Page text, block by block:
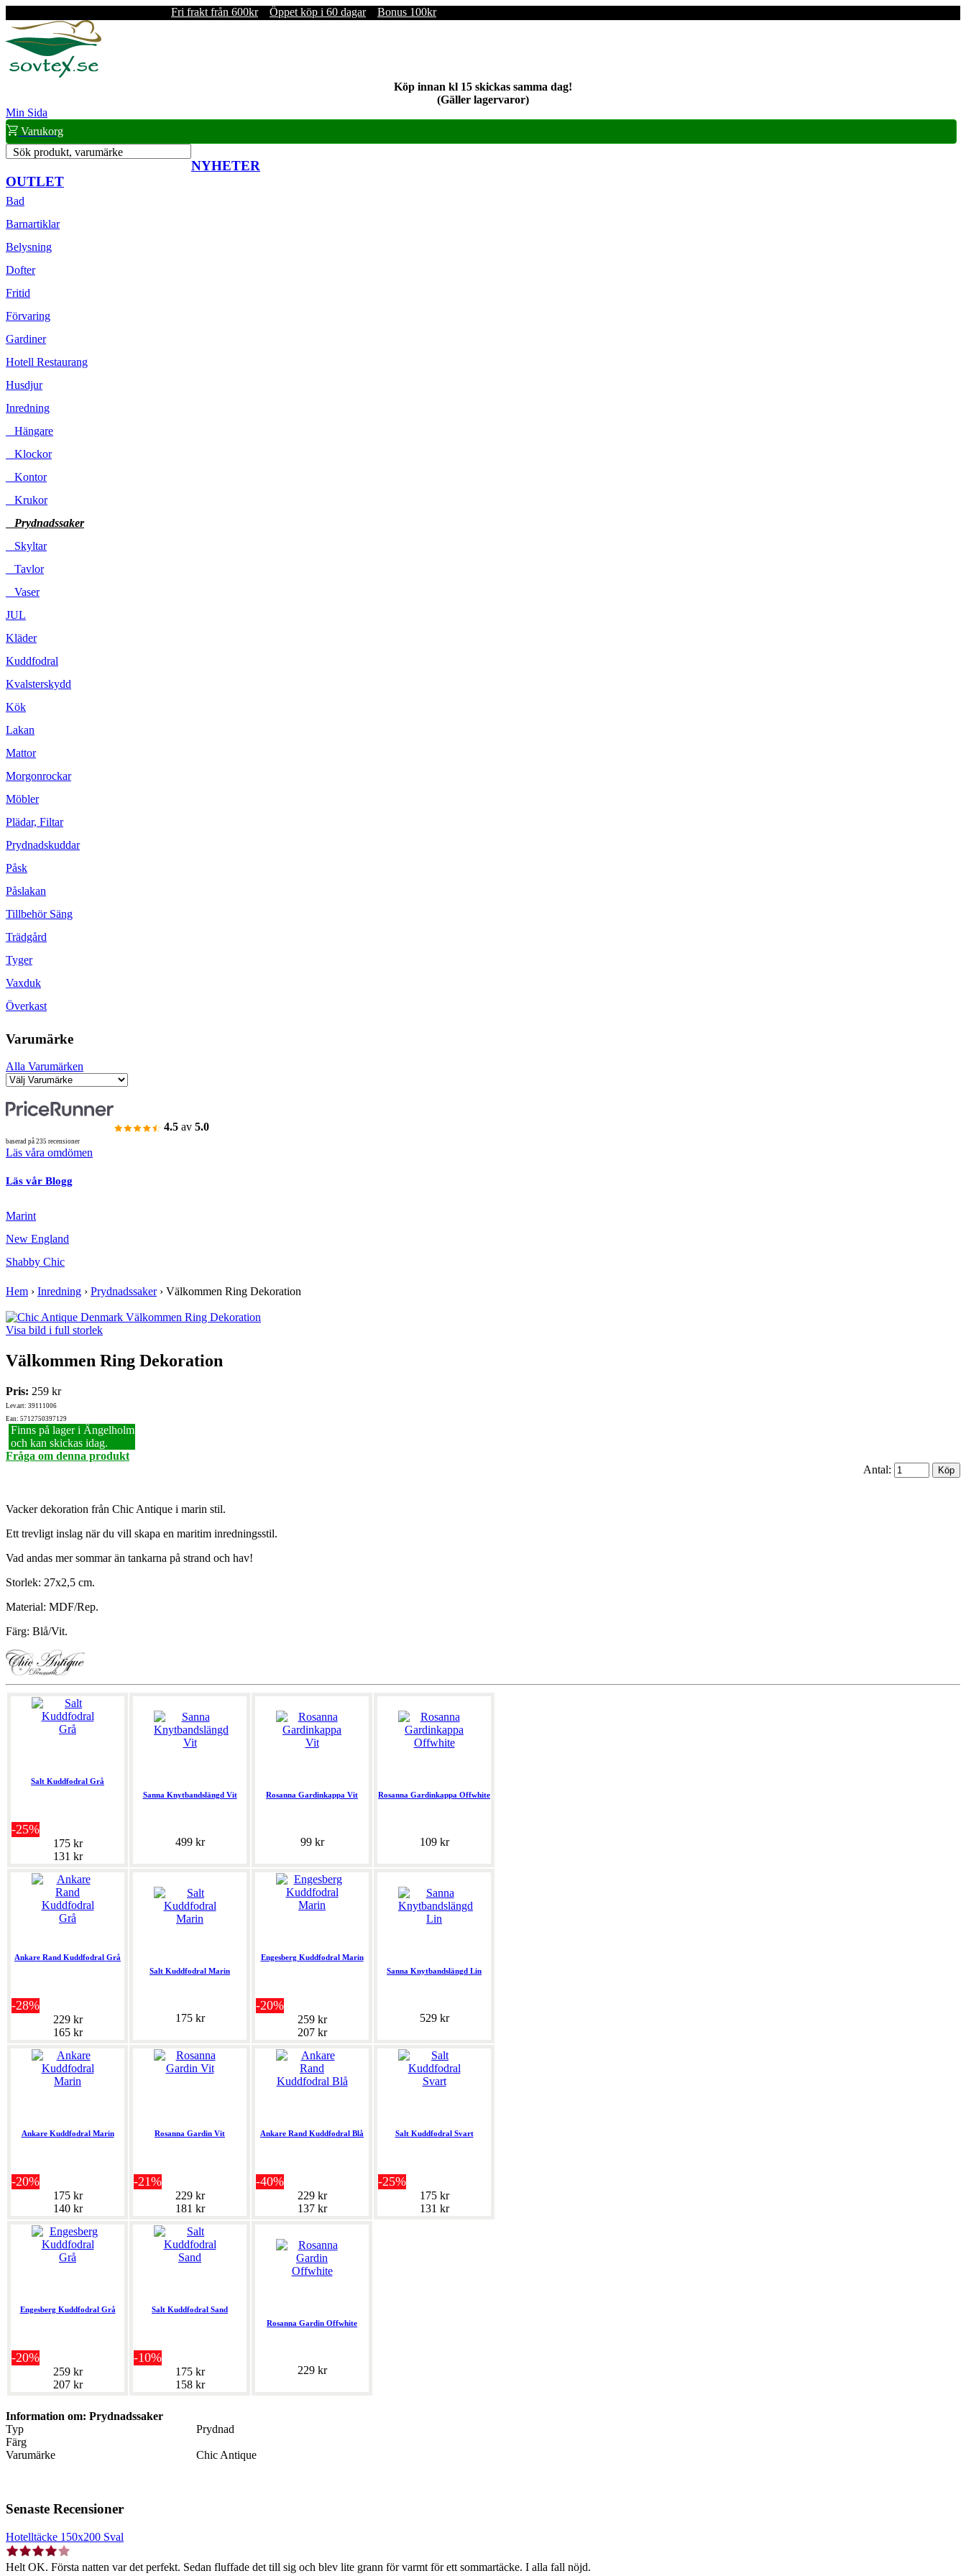
Fri frakt från 600kr Öppet köp i 60 dagar Bonus 100kr
Köp innan kl 15 skickas samma dag!
(Gäller lagervaror)
Min Sida
Varukorg
Sök produkt, varumärke
NYHETER
OUTLET
Bad
Barnartiklar
Belysning
Dofter
Fritid
Förvaring
Gardiner
Hotell Restaurang
Husdjur
Inredning
Hängare
Klockor
Kontor
Krukor
Prydnadssaker
Skyltar
Tavlor
Vaser
JUL
Kläder
Kuddfodral
Kvalsterskydd
Kök
Lakan
Mattor
Morgonrockar
Möbler
Plädar, Filtar
Prydnadskuddar
Påsk
Påslakan
Tillbehör Säng
Trädgård
Tyger
Vaxduk
Överkast
Varumärke
Alla Varumärken
4.5 av 5.0
baserad på 235 recensioner
Läs våra omdömen
Läs vår Blogg
Marint
New England
Shabby Chic
Hem › Inredning › Prydnadssaker› Välkommen Ring Dekoration
Visa bild i full storlek
Välkommen Ring Dekoration
Pris: 259 kr
Lev.art: 39111006
Ean: 5712750397129
Finns på lager i Ängelholm
och kan skickas idag.
Fråga om denna produkt
Antal:
Vacker dekoration från Chic Antique i marin stil.
Ett trevligt inslag när du vill skapa en maritim inredningsstil.
Vad andas mer sommar än tankarna på strand och hav!
Storlek: 27x2,5 cm.
Material: MDF/Rep.
Färg: Blå/Vit.
Salt Kuddfodral Grå
-25%
175 kr
131 kr
Sanna Knytbandslängd Vit
499 kr
Rosanna Gardinkappa Vit
99 kr
Rosanna Gardinkappa Offwhite
109 kr
Ankare Rand Kuddfodral Grå
-28%
229 kr
165 kr
Salt Kuddfodral Marin
175 kr
Engesberg Kuddfodral Marin
-20%
259 kr
207 kr
Sanna Knytbandslängd Lin
529 kr
Ankare Kuddfodral Marin
-20%
175 kr
140 kr
Rosanna Gardin Vit
-21%
229 kr
181 kr
Ankare Rand Kuddfodral Blå
-40%
229 kr
137 kr
Salt Kuddfodral Svart
-25%
175 kr
131 kr
Engesberg Kuddfodral Grå
-20%
259 kr
207 kr
Salt Kuddfodral Sand
-10%
175 kr
158 kr
Rosanna Gardin Offwhite
229 kr
Information om: Prydnadssaker
Typ
Prydnad
Färg
Varumärke
Chic Antique
Senaste Recensioner
Hotelltäcke 150x200 Sval
Helt OK. Första natten var det perfekt. Sedan fluffade det till sig och blev lite grann för varmt för ett sommartäcke. I alla fall nöjd.